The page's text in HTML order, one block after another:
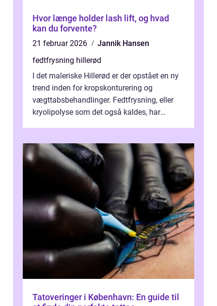
Hvor længe holder lash lift, og hvad
kan du forvente?
21 februar 2026
Jannik Hansen
fedtfrysning hillerød
I det maleriske Hillerød er der opstået en ny
trend inden for kropskonturering og
vægttabsbehandlinger. Fedtfrysning, eller
kryolipolyse som det også kaldes, har
Tatoveringer i København: En guide til